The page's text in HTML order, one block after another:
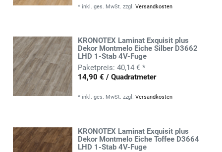
* inkl. ges. MwSt. zzgl.Versandkosten
KRONOTEX Laminat Exquisit plus
Dekor Montmelo Eiche Silber D3662
LHD 1-Stab 4V-Fuge
40,14 € *
14,90 € / Quadratmeter
* inkl. ges. MwSt. zzgl.Versandkosten
KRONOTEX Laminat Exquisit plus
Dekor Montmelo Eiche Toffee D3664
LHD 1-Stab 4V-Fuge